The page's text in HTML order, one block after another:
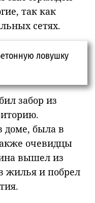
так как
сетях.
забор из
была в
очевидцы
вышел из
жилья и побрел